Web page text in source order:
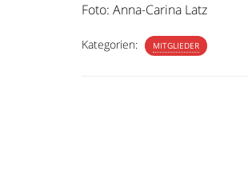
Foto: Anna-Carina Latz
Kategorien: MITGLIEDER